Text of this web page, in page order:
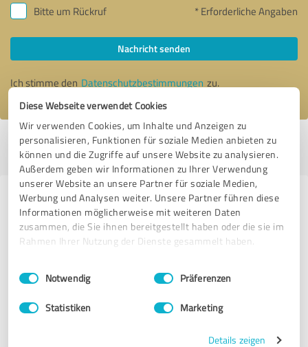
Diese Webseite verwendet Cookies
Wir verwenden Cookies, um Inhalte und Anzeigen zu
personalisieren, Funktionen für soziale Medien anbieten zu
können und die Zugriffe auf unsere Website zu analysieren.
Außerdem geben wir Informationen zu Ihrer Verwendung
unserer Website an unsere Partner für soziale Medien,
Werbung und Analysen weiter. Unsere Partner führen diese
Informationen möglicherweise mit weiteren Daten
zusammen, die Sie ihnen bereitgestellt haben oder die sie im
Rahmen Ihrer Nutzung der Dienste gesammelt haben.
Impressum Datenschutzbestimmungen
Einwilligungsauswahl
Notwendig Präferenzen
Statistiken Marketing
Details zeigen
Bitte um Rückruf * Erforderliche Angaben
Nachricht senden
Ich stimme den Datenschutzbestimmungen zu.
Profil aktiv seit 24.03.2022 |Letzte Aktualisierung: 02.08.2026|Profil
melden
Erfahrungen zu weiteren
Anbietern aus dem Bereich Kfz-
Dienstleistungen
KFZ-Sachverständige SV-mobil